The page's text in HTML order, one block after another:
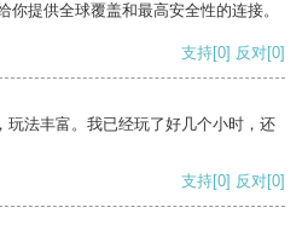
提供全球覆盖和最高安全性的连接。
支持[0] 反对[0]
玩法丰富。我已经玩了好几个小时，还
支持[0] 反对[0]